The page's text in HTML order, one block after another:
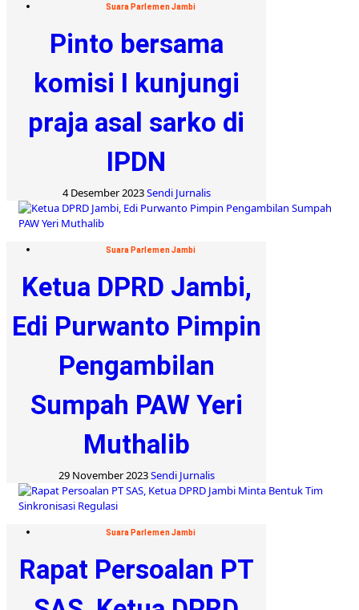
Suara Parlemen Jambi
Pinto bersama
komisi I kunjungi
praja asal sarko di
IPDN
4 Desember 2023Sendi Jurnalis
Suara Parlemen Jambi
Ketua DPRD Jambi,
Edi Purwanto Pimpin
Pengambilan
Sumpah PAW Yeri
Muthalib
29 November 2023Sendi Jurnalis
Suara Parlemen Jambi
Rapat Persoalan PT